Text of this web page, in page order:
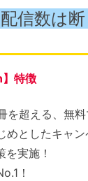
信数は断
】特徴
超える、無料
としたキャン
を実施！
！